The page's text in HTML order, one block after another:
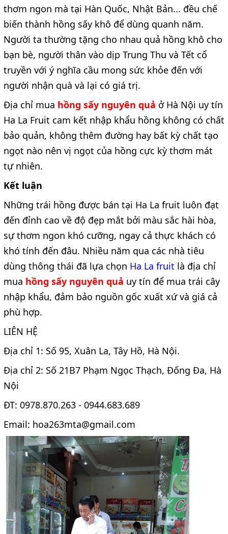
thơm ngon mà tại Hàn Quốc, Nhật Bản... đều chế
biến thành hồng sấy khô để dùng quanh năm.
Người ta thường tặng cho nhau quả hồng khô cho
bạn bè, người thân vào dịp Trung Thu và Tết cổ
truyền với ý nghĩa cầu mong sức khỏe đến với
người nhận quà và lại có giá trị.
Địa chỉ mua hồng sấy nguyên quả ở Hà Nội uy tín
Ha La Fruit cam kết nhập khẩu hồng không có chất
bảo quản, không thêm đường hay bất kỳ chất tạo
ngọt nào nên vị ngọt của hồng cực kỳ thơm mát
tự nhiên.
Kết luận
Những trái hồng được bán tại Ha La fruit luôn đạt
đến đỉnh cao về độ đẹp mắt bởi màu sắc hài hòa,
sự thơm ngon khó cưỡng, ngay cả thực khách có
khó tính đến đâu. Nhiều năm qua các nhà tiêu
dùng thông thái đã lựa chọn Ha La fruit là địa chỉ
mua hồng sấy nguyên quả uy tín để mua trái cây
nhập khẩu, đảm bảo nguồn gốc xuất xứ và giá cả
phù hợp.
LIÊN HỆ
Địa chỉ 1: Số 95, Xuân La, Tây Hồ, Hà Nội.
Địa chỉ 2: Số 21B7 Phạm Ngọc Thạch, Đống Đa, Hà
Nội
ĐT: 0978.870.263 - 0944.683.689
Email: hoa263mta@gmail.com